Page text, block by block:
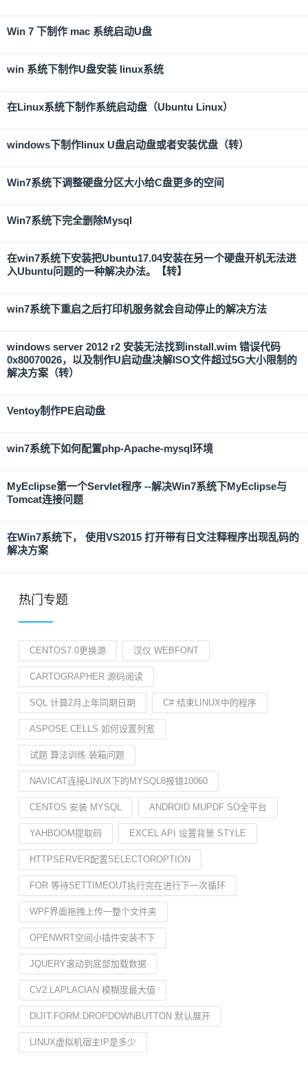
Win 7 下制作 mac 系统启动U盘
win 系统下制作U盘安装 linux系统
在Linux系统下制作系统启动盘（Ubuntu Linux）
windows下制作linux U盘启动盘或者安装优盘（转）
Win7系统下调整硬盘分区大小给C盘更多的空间
Win7系统下完全删除Mysql
在win7系统下安装把Ubuntu17.04安装在另一个硬盘开机无法进
入Ubuntu问题的一种解决办法。【转】
win7系统下重启之后打印机服务就会自动停止的解决方法
windows server 2012 r2 安装无法找到install.wim 错误代码
0x80070026，以及制作U启动盘决解ISO文件超过5G大小限制的
解决方案（转）
Ventoy制作PE启动盘
win7系统下如何配置php-Apache-mysql环境
MyEclipse第一个Servlet程序 --解决Win7系统下MyEclipse与
Tomcat连接问题
在Win7系统下， 使用VS2015 打开带有日文注释程序出现乱码的
解决方案
热门专题
CENTOS7.0更换源 汉仪 WEBFONT
CARTOGRAPHER 源码阅读
SQL 计算2月上年同期日期 C# 结束LINUX中的程序
ASPOSE.CELLS 如何设置列宽
试题 算法训练 装箱问题
NAVICAT连接LINUX下的MYSQL8报错10060
CENTOS 安装 MYSQL ANDROID MUPDF SO全平台
YAHBOOM提取码 EXCEL API 设置背景 STYLE
HTTPSERVER配置SELECTOROPTION
FOR 等待SETTIMEOUT执行完在进行下一次循环
WPF界面拖拽上传一整个文件夹
OPENWRT空间小插件安装不下
JQUERY滚动到底部加载数据
CV2.LAPLACIAN 模糊度最大值
DIJIT.FORM.DROPDOWNBUTTON 默认展开
LINUX虚拟机宿主IP是多少